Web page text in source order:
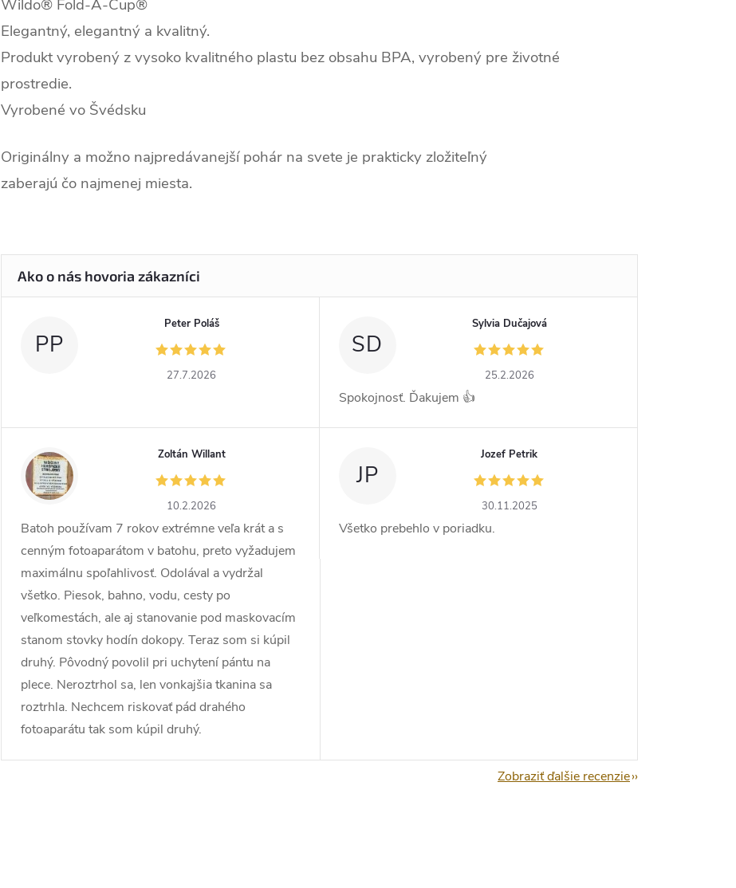
Wildo® Fold-A-Cup®
Elegantný, elegantný a kvalitný.
Produkt vyrobený z vysoko kvalitného plastu bez obsahu BPA, vyrobený pre životné
prostredie.
Vyrobené vo Švédsku
Originálny a možno najpredávanejší pohár na svete je prakticky zložiteľný
zaberajú čo najmenej miesta.
PP
Peter Poláš
27.7.2026
SD
Sylvia Dučajová
25.2.2026
Spokojnosť. Ďakujem 👍
ZW
Zoltán Willant
10.2.2026
Batoh používam 7 rokov extrémne veľa krát a s
cenným fotoaparátom v batohu, preto vyžadujem
maximálnu spoľahlivosť. Odolával a vydržal
všetko. Piesok, bahno, vodu, cesty po
veľkomestách, ale aj stanovanie pod maskovacím
stanom stovky hodín dokopy. Teraz som si kúpil
druhý. Pôvodný povolil pri uchytení pántu na
plece. Neroztrhol sa, len vonkajšia tkanina sa
roztrhla. Nechcem riskovať pád drahého
fotoaparátu tak som kúpil druhý.
JP
Jozef Petrik
30.11.2025
Všetko prebehlo v poriadku.
Zobraziť ďalšie recenzie